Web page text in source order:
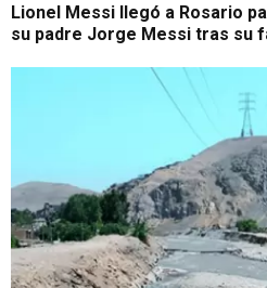
Lionel Messi llegó a Rosario
su padre Jorge Messi tras su